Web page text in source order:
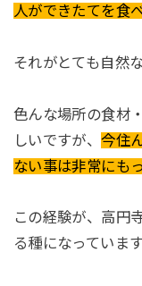
人ができたてを食
それがとても自然
色んな場所の食材
しいですが、今住
ない事は非常にも
この経験が、高円
る種になっています